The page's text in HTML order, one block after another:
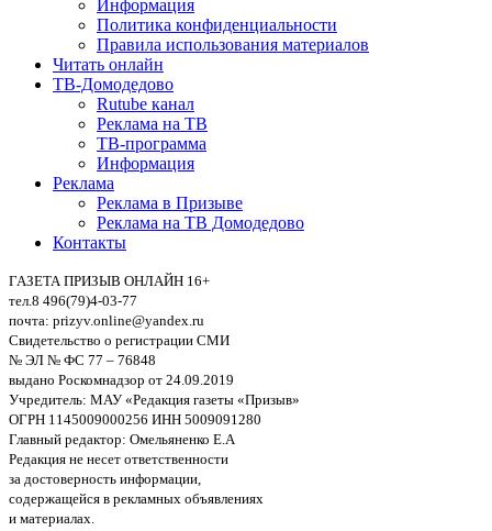
Информация
Политика конфиденциальности
Правила использования материалов
Читать онлайн
ТВ-Домодедово
Rutube канал
Реклама на ТВ
ТВ-программа
Информация
Реклама
Реклама в Призыве
Реклама на ТВ Домодедово
Контакты
ГАЗЕТА ПРИЗЫВ ОНЛАЙН 16+
тел.8 496(79)4-03-77
почта: prizyv.online@yandex.ru
Свидетельство о регистрации СМИ
№ ЭЛ № ФС 77 – 76848
выдано Роскомнадзор от 24.09.2019
Учредитель: МАУ «Редакция газеты «Призыв»
ОГРН 1145009000256 ИНН 5009091280
Главный редактор: Омельяненко Е.А
Редакция не несет ответственности
за достоверность информации,
содержащейся в рекламных объявлениях
и материалах.